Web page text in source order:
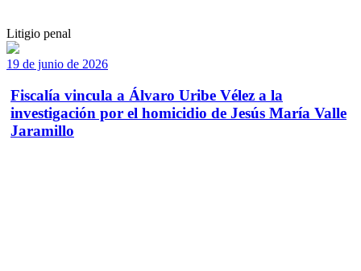
Litigio penal
19 de junio de 2026
Fiscalía vincula a Álvaro Uribe Vélez a la
investigación por el homicidio de Jesús María Valle
Jaramillo